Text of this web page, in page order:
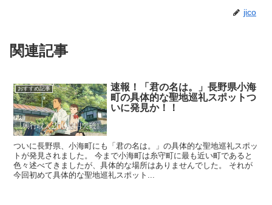
jico
関連記事
おすすめ記事
速報！「君の名は。」長野県小海
町の具体的な聖地巡礼スポットつ
いに発見か！！
ついに長野県、小海町にも「君の名は。」の具体的な聖地巡礼スポッ
トが発見されました。 今まで小海町は糸守町に最も近い町であると
色々述べてきましたが、具体的な場所はありませんでした。 それが
今回初めて具体的な聖地巡礼スポット...